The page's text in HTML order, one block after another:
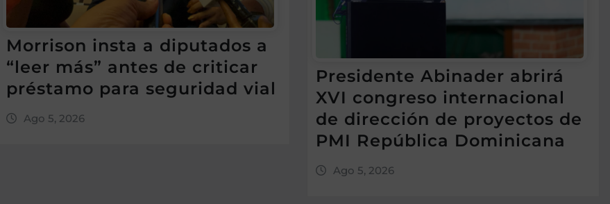
Morrison insta a diputados a
“leer más” antes de criticar
préstamo para seguridad vial
Ago 5, 2026
Presidente Abinader abrirá
XVI congreso internacional
de dirección de proyectos de
PMI República Dominicana
Ago 5, 2026